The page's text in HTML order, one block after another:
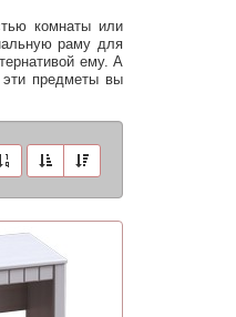
комнаты или
раму для
ему. А
предметы вы